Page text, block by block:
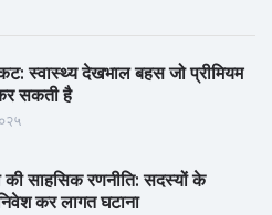
स्वास्थ्य देखभाल बहस जो प्रीमियम
सकती है
साहसिक रणनीति: सदस्यों के
कर लागत घटाना